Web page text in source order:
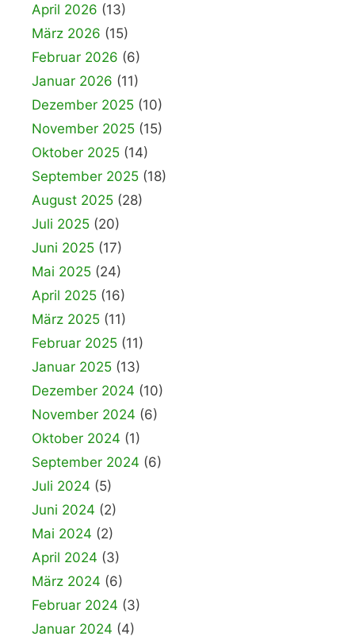
April 2026 (13)
März 2026 (15)
Februar 2026 (6)
Januar 2026 (11)
Dezember 2025 (10)
November 2025 (15)
Oktober 2025 (14)
September 2025 (18)
August 2025 (28)
Juli 2025 (20)
Juni 2025 (17)
Mai 2025 (24)
April 2025 (16)
März 2025 (11)
Februar 2025 (11)
Januar 2025 (13)
Dezember 2024 (10)
November 2024 (6)
Oktober 2024 (1)
September 2024 (6)
Juli 2024 (5)
Juni 2024 (2)
Mai 2024 (2)
April 2024 (3)
März 2024 (6)
Februar 2024 (3)
Januar 2024 (4)